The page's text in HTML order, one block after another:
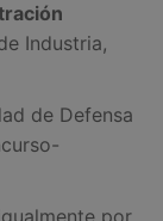
Industria,
de Defensa